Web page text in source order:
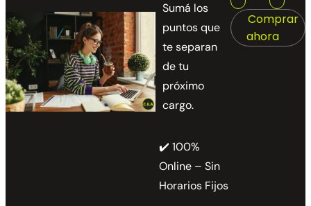
Sumá los
puntos que
te separan
de tu
próximo
cargo.
✔️ 100%
Online – Sin
Horarios Fijos
Comprar
ahora